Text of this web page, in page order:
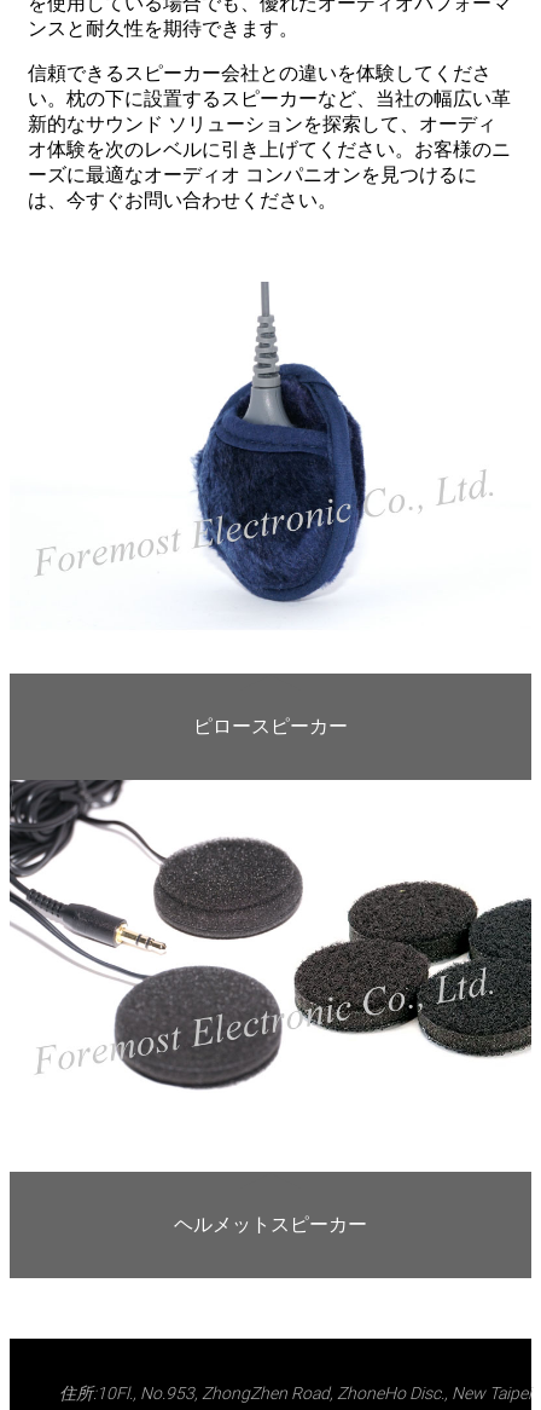
ンスと耐久性を期待できます。
信頼できるスピーカー会社との違いを体験してくださ
い。枕の下に設置するスピーカーなど、当社の幅広い革
新的なサウンド ソリューションを探索して、オーディ
オ体験を次のレベルに引き上げてください。お客様のニ
ーズに最適なオーディオ コンパニオンを見つけるに
は、今すぐお問い合わせください。
ピロースピーカー
ヘルメットスピーカー
住所:10Fl., No.953, ZhongZhen Road, ZhoneHo Disc., New Taipei